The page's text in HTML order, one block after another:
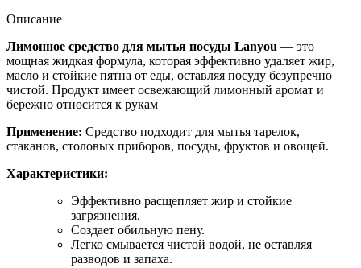
Описание
Лимонное средство для мытья посуды Lanyou — это
мощная жидкая формула, которая эффективно удаляет жир,
масло и стойкие пятна от еды, оставляя посуду безупречно
чистой. Продукт имеет освежающий лимонный аромат и
бережно относится к рукам
Применение: Средство подходит для мытья тарелок,
стаканов, столовых приборов, посуды, фруктов и овощей.
Характеристики:
Эффективно расщепляет жир и стойкие
загрязнения.
Создает обильную пену.
Легко смывается чистой водой, не оставляя
разводов и запаха.